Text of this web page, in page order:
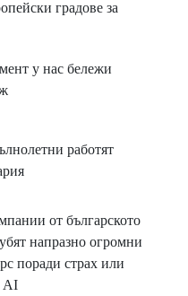
градове за
у нас бележи
работят
от българското
напразно огромни
поради страх или
AI